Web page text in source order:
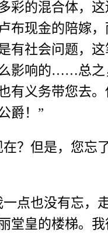
彩的混合体，
布现金的陪嫁
有社会问题，
影响的……总之
有义务带您去
爵！”
在？但是，您忘
一点也没有忘，
堂皇的楼梯。我